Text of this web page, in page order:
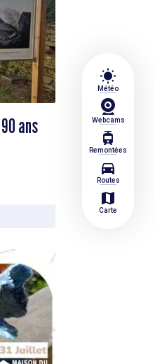
wb_sunny
Météo
Webcams
tram
Remontées
directions_car
Routes
map
Carte
ans